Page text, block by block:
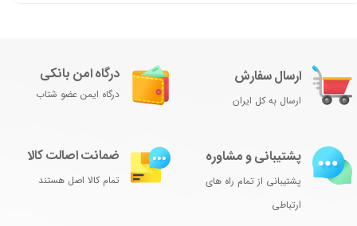
ارسال سفارش
ارسال به کل ایران
درگاه امن بانکی
درگاه ایمن عضو شتاب
پشتیبانی و مشاوره
پشتیبانی از تمام راه های
ارتباطی
ضمانت اصالت کالا
تمام کالا اصل هستند